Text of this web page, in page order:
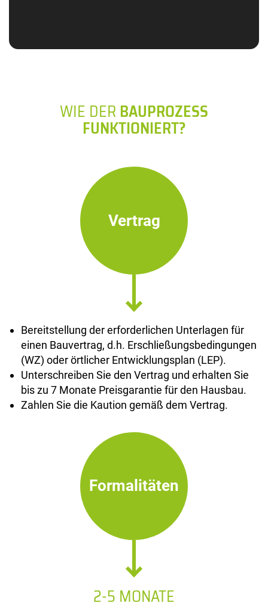
WIE DERBAUPROZESS
FUNKTIONIERT?
Vertrag
Bereitstellung der erforderlichen Unterlagen für
einen Bauvertrag, d.h. Erschließungsbedingungen
(WZ) oder örtlicher Entwicklungsplan (LEP).
Unterschreiben Sie den Vertrag und erhalten Sie
bis zu 7 Monate Preisgarantie für den Hausbau.
Zahlen Sie die Kaution gemäß dem Vertrag.
Formalitäten
2-5 MONATE